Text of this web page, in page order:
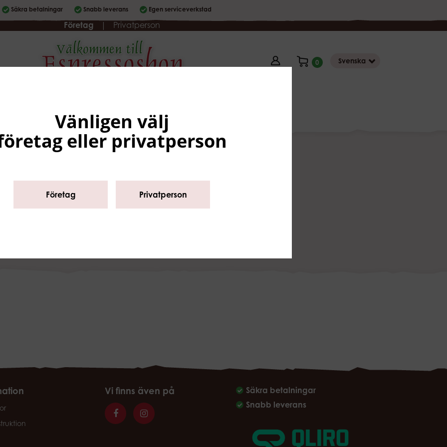
Säkra betalningar Snabb leverans Egen serviceverkstad
Företag | Privatperson
0 Svenska
Start / Sortiment / REA / Kaffe & livsmedel /Kaffebönor
Rea på hela kaffebönor
Vi finns även på
Säkra betalningar
Snabb leverans
Vänligen välj
eller privatperson
Företag Privatperson